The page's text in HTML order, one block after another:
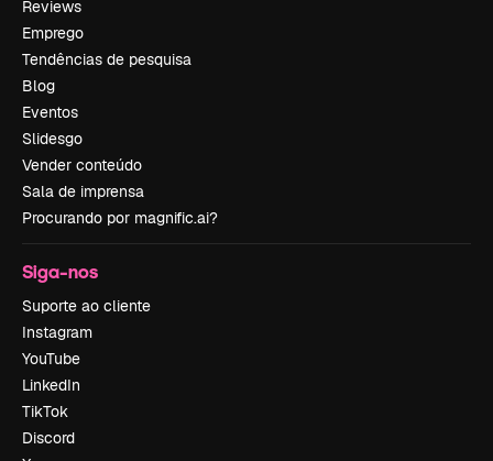
Reviews
Emprego
Tendências de pesquisa
Blog
Eventos
Slidesgo
Vender conteúdo
Sala de imprensa
Procurando por magnific.ai?
Siga-nos
Suporte ao cliente
Instagram
YouTube
LinkedIn
TikTok
Discord